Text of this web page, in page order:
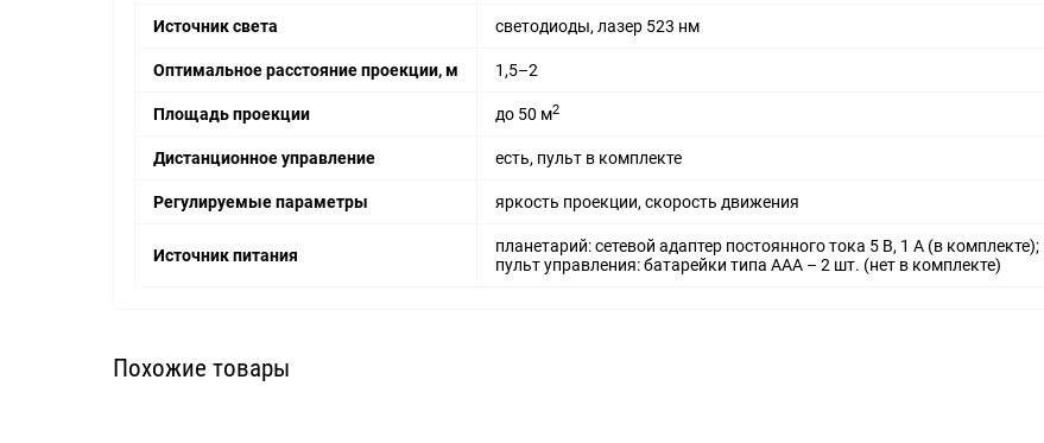
Источник света светодиоды, лазер 523 нм
Оптимальное расстояние проекции, м 1,5–2
Площадь проекции до 50 м2
Дистанционное управление есть, пульт в комплекте
Регулируемые параметры яркость проекции, скорость движения
Источник питания
планетарий: сетевой адаптер постоянного тока 5 В, 1 А (в комплекте);
пульт управления: батарейки типа AАA – 2 шт. (нет в комплекте)
Похожие товары